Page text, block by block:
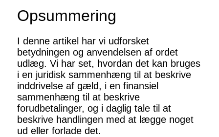
Opsummering
I denne artikel har vi udforsket
betydningen og anvendelsen af ordet
udlæg. Vi har set, hvordan det kan bruges
i en juridisk sammenhæng til at beskrive
inddrivelse af gæld, i en finansiel
sammenhæng til at beskrive
forudbetalinger, og i daglig tale til at
beskrive handlingen med at lægge noget
ud eller forlade det.